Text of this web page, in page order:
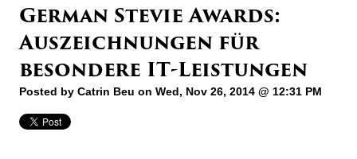
German Stevie Awards:
Auszeichnungen für
besondere IT-Leistungen
Posted by Catrin Beu on Wed, Nov 26, 2014 @ 12:31 PM